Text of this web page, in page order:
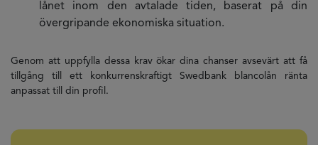
lånet inom den avtalade tiden, baserat på din
övergripande ekonomiska situation.
Genom att uppfylla dessa krav ökar dina chanser avsevärt att få
tillgång till ett konkurrenskraftigt Swedbank blancolån ränta
anpassat till din profil.